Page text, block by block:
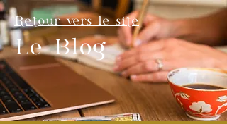
Retour vers le site
Le Blog